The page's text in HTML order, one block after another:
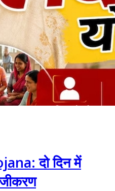
दो दिन में